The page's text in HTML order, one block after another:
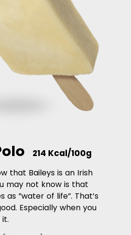
214 Kcal/100g
that Baileys is an Irish
may not know is that
as ”water of life”. That’s
Especially when you